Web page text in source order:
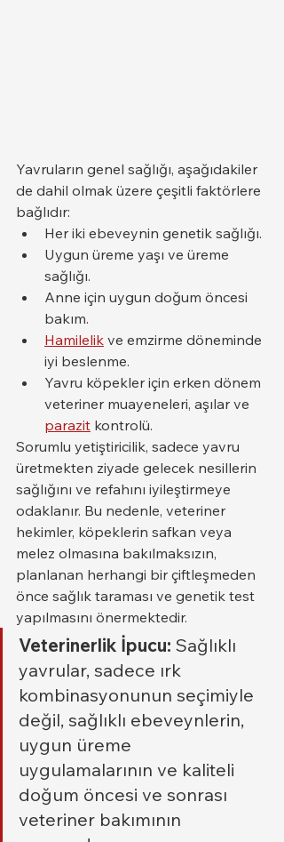
Yavruların genel sağlığı, aşağıdakiler
de dahil olmak üzere çeşitli faktörlere
bağlıdır:
Her iki ebeveynin genetik sağlığı.
Uygun üreme yaşı ve üreme
sağlığı.
Anne için uygun doğum öncesi
bakım.
Hamilelik ve emzirme döneminde
iyi beslenme.
Yavru köpekler için erken dönem
veteriner muayeneleri, aşılar ve
parazit kontrolü.
Sorumlu yetiştiricilik, sadece yavru
üretmekten ziyade gelecek nesillerin
sağlığını ve refahını iyileştirmeye
odaklanır. Bu nedenle, veteriner
hekimler, köpeklerin safkan veya
melez olmasına bakılmaksızın,
planlanan herhangi bir çiftleşmeden
önce sağlık taraması ve genetik test
yapılmasını önermektedir.
Veterinerlik İpucu: Sağlıklı
yavrular, sadece ırk
kombinasyonunun seçimiyle
değil, sağlıklı ebeveynlerin,
uygun üreme
uygulamalarının ve kaliteli
doğum öncesi ve sonrası
veteriner bakımının